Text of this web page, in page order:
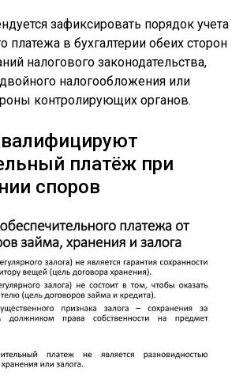
зафиксировать порядок учета
платежа в бухгалтерии обеих сторон
налогового законодательства,
налогообложения или
контролирующих органов.
платёж при
споров